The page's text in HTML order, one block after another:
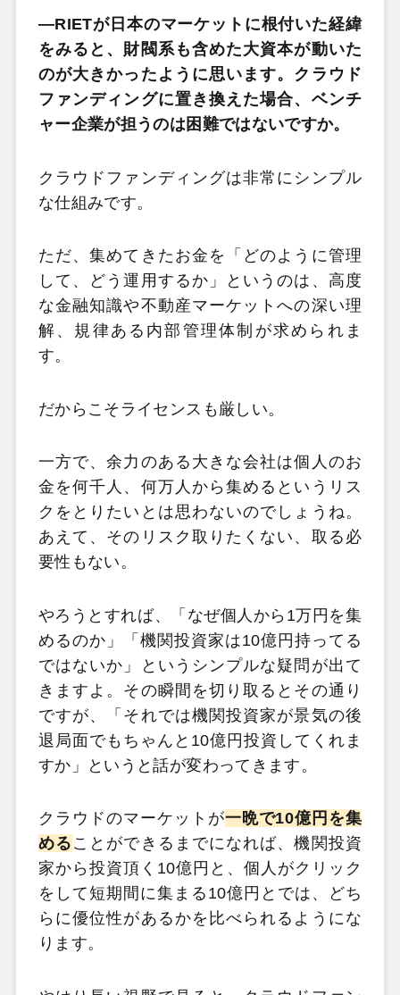
―RIETが日本のマーケットに根付いた経緯
をみると、財閥系も含めた大資本が動いた
のが大きかったように思います。クラウド
ファンディングに置き換えた場合、ベンチ
ャー企業が担うのは困難ではないですか。
クラウドファンディングは非常にシンプル
な仕組みです。
ただ、集めてきたお金を「どのように管理
して、どう運用するか」というのは、高度
な金融知識や不動産マーケットへの深い理
解、規律ある内部管理体制が求められま
す。
だからこそライセンスも厳しい。
一方で、余力のある大きな会社は個人のお
金を何千人、何万人から集めるというリス
クをとりたいとは思わないのでしょうね。
あえて、そのリスク取りたくない、取る必
要性もない。
やろうとすれば、「なぜ個人から1万円を集
めるのか」「機関投資家は10億円持ってる
ではないか」というシンプルな疑問が出て
きますよ。その瞬間を切り取るとその通り
ですが、「それでは機関投資家が景気の後
退局面でもちゃんと10億円投資してくれま
すか」というと話が変わってきます。
クラウドのマーケットが一晩で10億円を集
める ことができるまでになれば、機関投資
家から投資頂く10億円と、個人がクリック
をして短期間に集まる10億円とでは、どち
らに優位性があるかを比べられるようにな
ります。